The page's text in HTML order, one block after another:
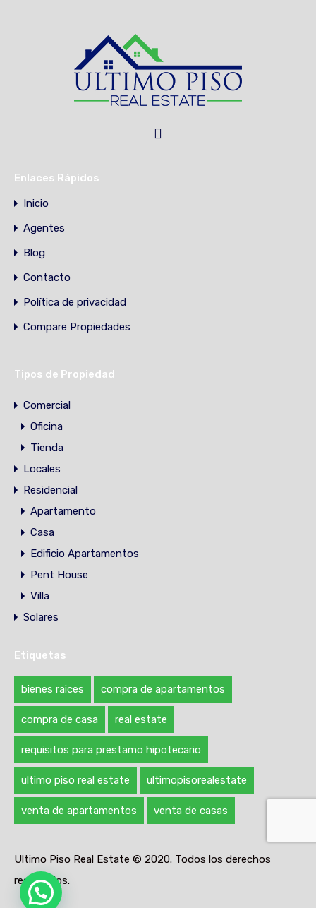
Enlaces Rápidos
Inicio
Agentes
Blog
Contacto
Política de privacidad
Compare Propiedades
Tipos de Propiedad
Comercial
Oficina
Tienda
Locales
Residencial
Apartamento
Casa
Edificio Apartamentos
Pent House
Villa
Solares
Etiquetas
bienes raices compra de apartamentos
compra de casa real estate
requisitos para prestamo hipotecario
ultimo piso real estate ultimopisorealestate
venta de apartamentos venta de casas
Ultimo Piso Real Estate © 2020. Todos los derechos
reservados.